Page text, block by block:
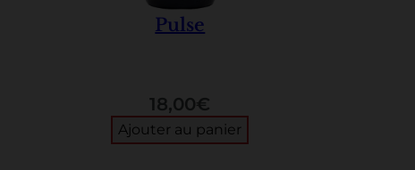
Pulse
18,00€
Ajouter au panier